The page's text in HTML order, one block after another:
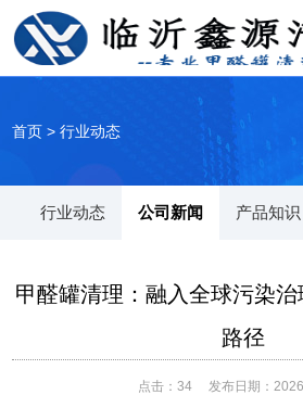
首页 >行业动态
行业动态 公司新闻 产品知识
甲醛罐清理：融入全球污染
路径
点击： 34 发布日期：